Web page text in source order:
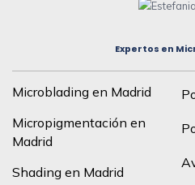
Expertos en
Microblading en Madrid
Micropigmentación en
Madrid
Shading en Madrid